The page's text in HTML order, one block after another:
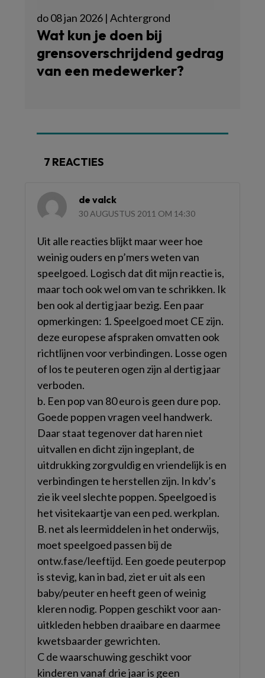
do 08 jan 2026 | Achtergrond
Wat kun je doen bij
grensoverschrijdend gedrag
van een medewerker?
7 REACTIES
de valck
30 AUGUSTUS 2011 OM 14:30
Uit alle reacties blijkt maar weer hoe
weinig ouders en p’mers weten van
speelgoed. Logisch dat dit mijn reactie is,
maar toch ook wel om van te schrikken. Ik
ben ook al dertig jaar bezig. Een paar
opmerkingen: 1. Speelgoed moet CE zijn.
deze europese afspraken omvatten ook
richtlijnen voor verbindingen. Losse ogen
of los te peuteren ogen zijn al dertig jaar
verboden.
b. Een pop van 80 euro is geen dure pop.
Goede poppen vragen veel handwerk.
Daar staat tegenover dat haren niet
uitvallen en dicht zijn ingeplant, de
uitdrukking zorgvuldig en vriendelijk is en
verbindingen te herstellen zijn. In kdv’s
zie ik veel slechte poppen. Speelgoed is
het visitekaartje van een ped. werkplan.
B. net als leermiddelen in het onderwijs,
moet speelgoed passen bij de
ontw.fase/leeftijd. Een goede peuterpop
is stevig, kan in bad, ziet er uit als een
baby/peuter en heeft geen of weinig
kleren nodig. Poppen geschikt voor aan-
uitkleden hebben draaibare en daarmee
kwetsbaarder gewrichten.
C de waarschuwing geschikt voor
kinderen vanaf drie jaar is geen